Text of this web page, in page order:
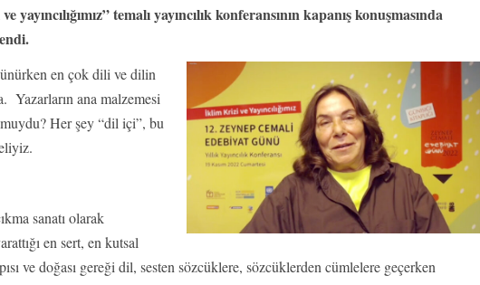
temalı yayıncılık konferansının kapanış konuşmasında
en çok dili ve dilin
Yazarların ana malzemesi
Her şey “dil içi”, bu
sanatı olarak
en sert, en kutsal
ve doğası gereği dil, sesten sözcüklere, sözcüklerden cümlelere geçerken